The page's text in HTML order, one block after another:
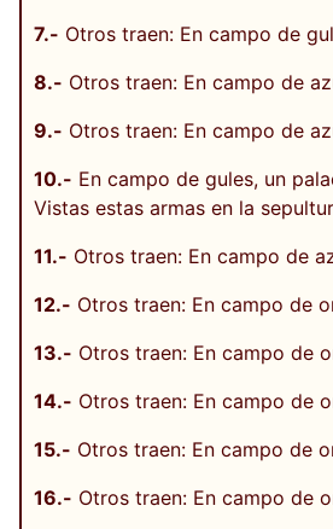
7.- Otros traen: En campo de
8.- Otros traen: En campo de
9.- Otros traen: En campo de
10.- En campo de gules, un
Vistas estas armas en la
11.- Otros traen: En campo de
12.- Otros traen: En campo de
13.- Otros traen: En campo de
14.- Otros traen: En campo de
15.- Otros traen: En campo de
16.- Otros traen: En campo de